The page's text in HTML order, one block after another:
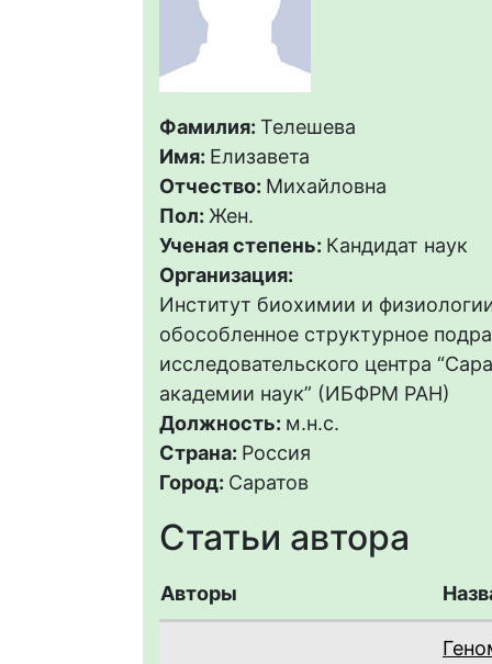
Фамилия: Телешева
Имя: Елизавета
Отчество: Михайловна
Пол: Жен.
Ученая степень: Кандидат наук
Организация:
Институт биохимии и
обособленное структурное
исследовательского центра
академии наук” (ИБФРМ РАН)
Должность: м.н.с.
Страна: Россия
Город: Саратов
Статьи автора
Авторы